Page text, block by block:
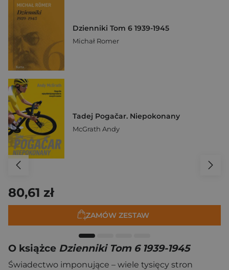
Dzienniki Tom 6 1939-1945
Michał Romer
Tadej Pogačar. Niepokonany
McGrath Andy
80,61 zł
ZAMÓW ZESTAW
O książce Dzienniki Tom 6 1939-1945
Świadectwo imponujące – wiele tysięcy stron